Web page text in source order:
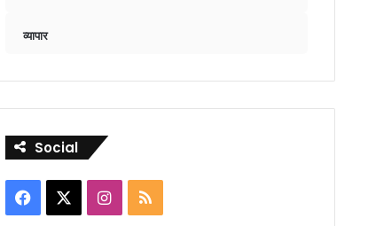
व्यापार
Social
Facebook Instagram
RSS